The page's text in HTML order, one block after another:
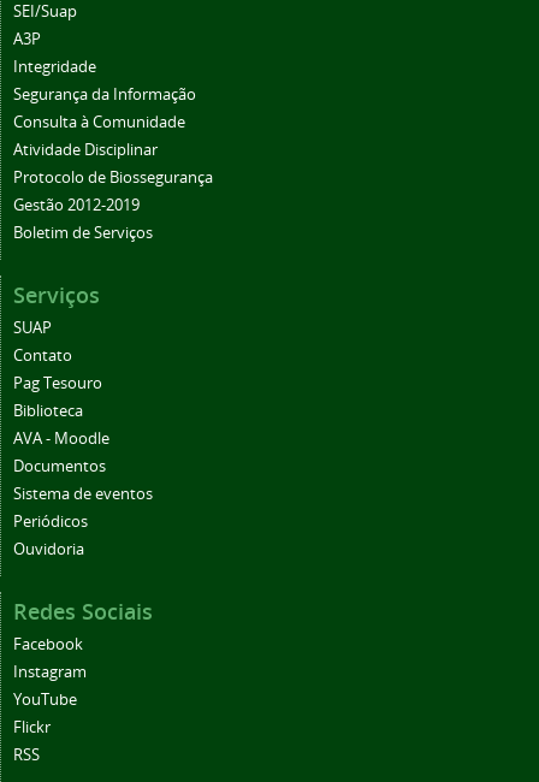
SEI/Suap
A3P
Integridade
Segurança da Informação
Consulta à Comunidade
Atividade Disciplinar
Protocolo de Biossegurança
Gestão 2012-2019
Boletim de Serviços
Serviços
SUAP
Contato
Pag Tesouro
Biblioteca
AVA - Moodle
Documentos
Sistema de eventos
Periódicos
Ouvidoria
Redes Sociais
Facebook
Instagram
YouTube
Flickr
RSS